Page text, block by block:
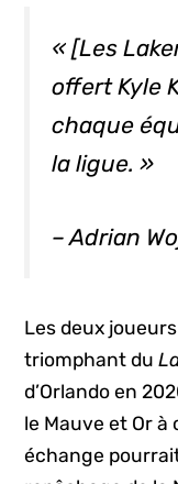
« [Les
offert Kyle
chaque
la ligue. »
– Adrian
Les deux
triomphant du
d’Orlando en
le Mauve et Or
échange